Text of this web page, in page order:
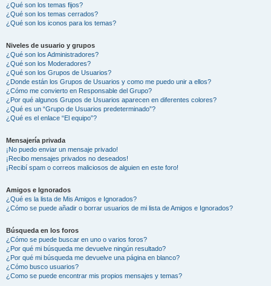
¿Qué son los temas fijos?
¿Qué son los temas cerrados?
¿Qué son los iconos para los temas?
Niveles de usuario y grupos
¿Qué son los Administradores?
¿Qué son los Moderadores?
¿Qué son los Grupos de Usuarios?
¿Donde están los Grupos de Usuarios y como me puedo unir a ellos?
¿Cómo me convierto en Responsable del Grupo?
¿Por qué algunos Grupos de Usuarios aparecen en diferentes colores?
¿Qué es un “Grupo de Usuarios predeterminado”?
¿Qué es el enlace “El equipo”?
Mensajería privada
¡No puedo enviar un mensaje privado!
¡Recibo mensajes privados no deseados!
¡Recibí spam o correos maliciosos de alguien en este foro!
Amigos e Ignorados
¿Qué es la lista de Mis Amigos e Ignorados?
¿Cómo se puede añadir o borrar usuarios de mi lista de Amigos e Ignorados?
Búsqueda en los foros
¿Cómo se puede buscar en uno o varios foros?
¿Por qué mi búsqueda me devuelve ningún resultado?
¿Por qué mi búsqueda me devuelve una página en blanco?
¿Cómo busco usuarios?
¿Como se puede encontrar mis propios mensajes y temas?